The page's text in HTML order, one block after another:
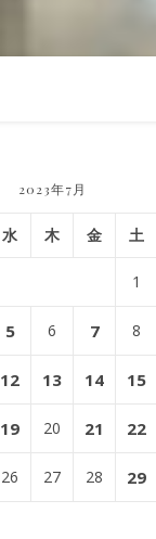
2023年7月
水 木 金 土
1
5 6 7 8
12 13 14 15
19 20 21 22
26 27 28 29